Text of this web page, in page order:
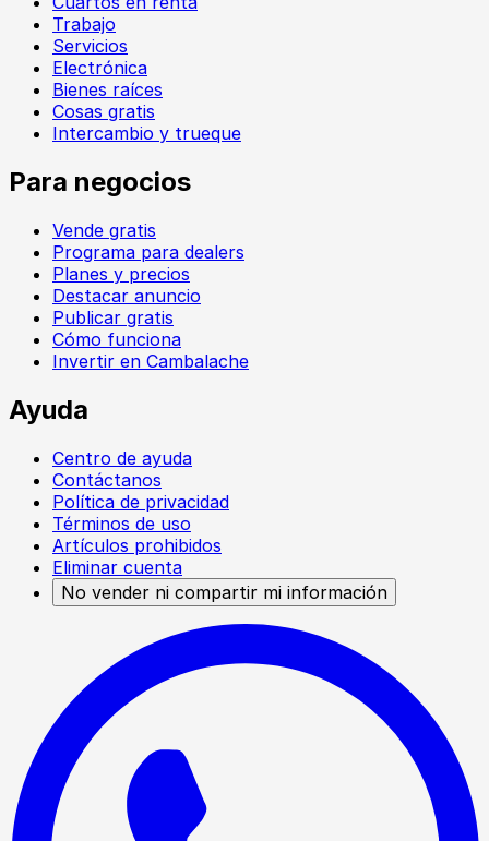
Trabajo
Servicios
Electrónica
Bienes raíces
Cosas gratis
Intercambio y trueque
Para negocios
Vende gratis
Programa para dealers
Planes y precios
Destacar anuncio
Publicar gratis
Cómo funciona
Invertir en Cambalache
Ayuda
Centro de ayuda
Contáctanos
Política de privacidad
Términos de uso
Artículos prohibidos
Eliminar cuenta
No vender ni compartir mi información